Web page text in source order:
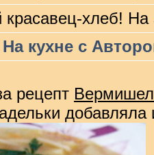
хлеб! На
На кухне с
рецепт